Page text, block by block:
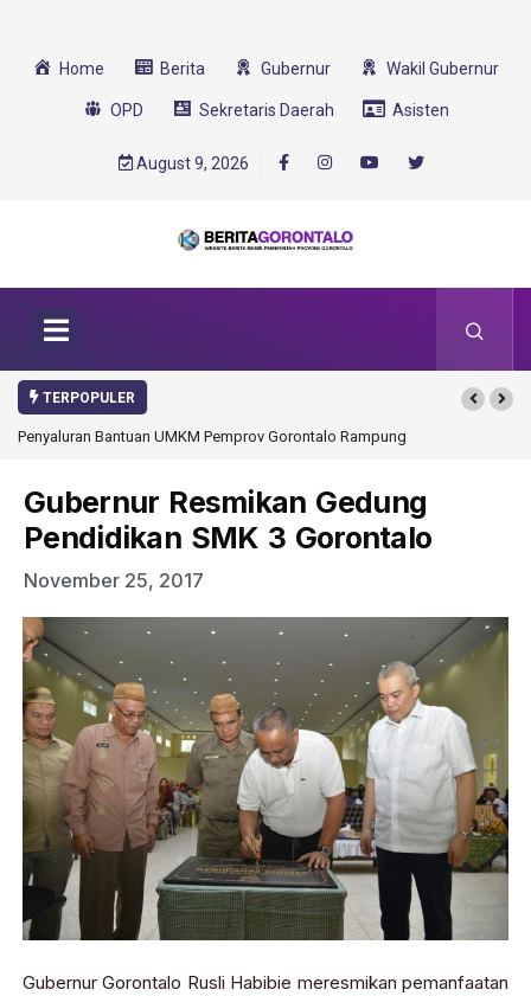
Home Berita Gubernur Wakil Gubernur
OPD Sekretaris Daerah Asisten
August 9, 2026
TERPOPULER
Penyaluran Bantuan UMKM Pemprov Gorontalo Rampung
Gubernur Resmikan Gedung
Pendidikan SMK 3 Gorontalo
November 25, 2017
Gubernur Gorontalo Rusli Habibie meresmikan pemanfaatan